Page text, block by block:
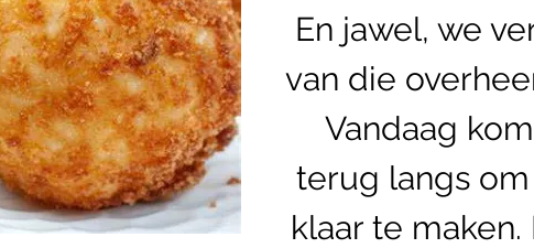
En jawel, we
van die
Vandaag
terug langs
klaar te